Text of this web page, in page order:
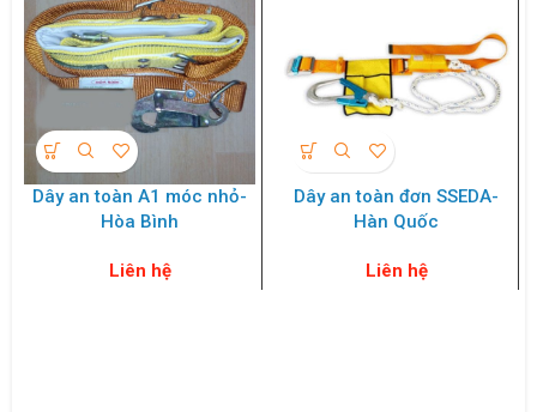
Dây an toàn A1 móc nhỏ-
Hòa Bình
Liên hệ
Dây an toàn đơn SSEDA-
Hàn Quốc
Liên hệ